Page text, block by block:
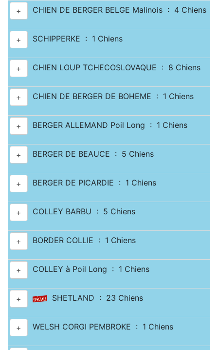
+
CHIEN DE BERGER BELGE Malinois : 4 Chiens
+ SCHIPPERKE : 1 Chiens
+ CHIEN LOUP TCHECOSLOVAQUE : 8 Chiens
+ CHIEN DE BERGER DE BOHEME : 1 Chiens
+ BERGER ALLEMAND Poil Long : 1 Chiens
+ BERGER DE BEAUCE : 5 Chiens
+ BERGER DE PICARDIE : 1 Chiens
+ COLLEY BARBU : 5 Chiens
+ BORDER COLLIE : 1 Chiens
+ COLLEY à Poil Long : 1 Chiens
+ SHETLAND : 23 Chiens
+ WELSH CORGI PEMBROKE : 1 Chiens